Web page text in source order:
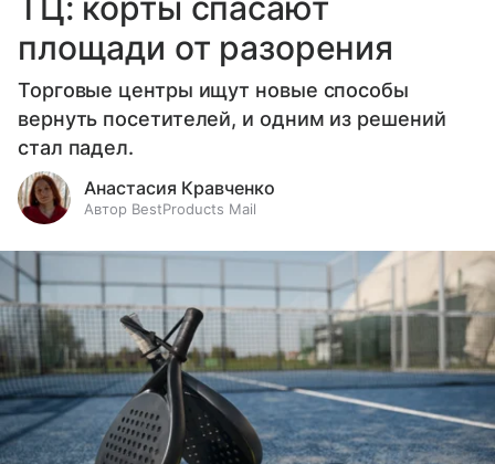
площади от разорения
Торговые центры ищут новые способы
вернуть посетителей, и одним из решений
стал падел.
Анастасия Кравченко
Автор BestProducts Mail